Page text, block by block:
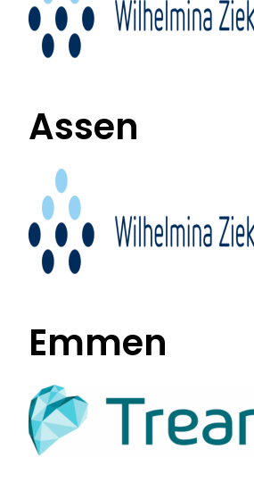
Coaching icm
Voor de zorg |
Voor coaches in
Assen
Emmen